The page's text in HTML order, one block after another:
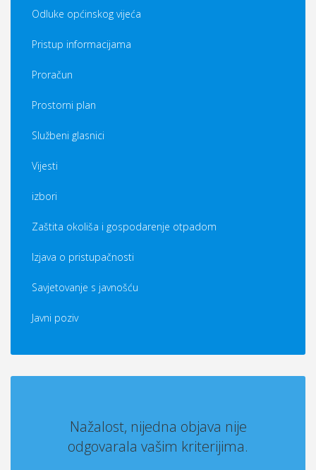
Odluke općinskog vijeća
Pristup informacijama
Proračun
Prostorni plan
Službeni glasnici
Vijesti
izbori
Zaštita okoliša i gospodarenje otpadom
Izjava o pristupačnosti
Savjetovanje s javnošću
Javni poziv
Nažalost, nijedna objava nije
odgovarala vašim kriterijima.